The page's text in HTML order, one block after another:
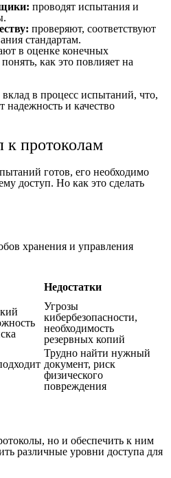
проводят испытания и
проверяют, соответствуют
стандартам.
в оценке конечных
как это повлияет на
в процесс испытаний, что,
надежность и качество
к протоколам
готов, его необходимо
доступ. Но как это сделать
хранения и управления
Недостатки
Угрозы
кибербезопасности,
необходимость
резервных копий
Трудно найти нужный
документ, риск
физического
повреждения
но и обеспечить к ним
различные уровни доступа для